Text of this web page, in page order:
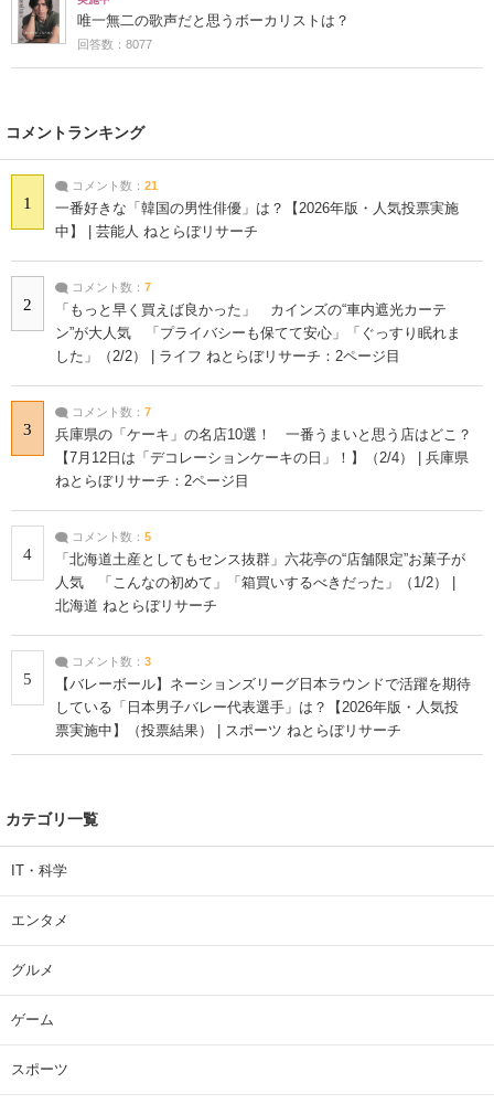
唯一無二の歌声だと思うボーカリストは？
回答数：8077
コメントランキング
1
コメント数： 21
一番好きな「韓国の男性俳優」は？【2026年版・人気投票実施
中】 | 芸能人 ねとらぼリサーチ
2
コメント数： 7
「もっと早く買えば良かった」 カインズの“車内遮光カーテ
ン”が大人気 「プライバシーも保てて安心」「ぐっすり眠れま
した」（2/2） | ライフ ねとらぼリサーチ：2ページ目
3
コメント数： 7
兵庫県の「ケーキ」の名店10選！ 一番うまいと思う店はどこ？
【7月12日は「デコレーションケーキの日」！】（2/4） | 兵庫県
ねとらぼリサーチ：2ページ目
4
コメント数： 5
「北海道土産としてもセンス抜群」六花亭の“店舗限定”お菓子が
人気 「こんなの初めて」「箱買いするべきだった」（1/2） |
北海道 ねとらぼリサーチ
5
コメント数： 3
【バレーボール】ネーションズリーグ日本ラウンドで活躍を期待
している「日本男子バレー代表選手」は？【2026年版・人気投
票実施中】（投票結果） | スポーツ ねとらぼリサーチ
カテゴリ一覧
IT・科学
エンタメ
グルメ
ゲーム
スポーツ